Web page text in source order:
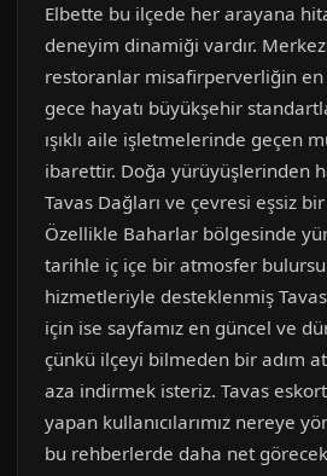
Elbette bu ilçede her arayana
deneyim dinamiği vardır.
restoranlar misafirperverliğin
gece hayatı büyükşehir
ışıklı aile işletmelerinde geçen
ibarettir. Doğa yürüyüşlerinden
Tavas Dağları ve çevresi eşsiz
Özellikle Baharlar bölgesinde
tarihle iç içe bir atmosfer
hizmetleriyle desteklenmiş
için ise sayfamız en güncel ve
çünkü ilçeyi bilmeden bir adım
aza indirmek isteriz. Tavas
yapan kullanıcılarımız nereye
bu rehberlerde daha net